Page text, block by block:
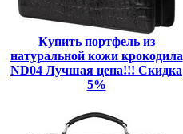
Купить портфель из
натуральной кожи крокодила
ND04 Лучшая цена!!! Скидка
5%